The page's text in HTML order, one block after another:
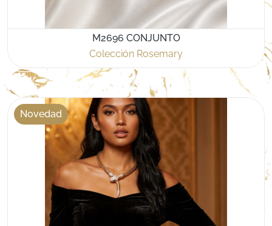
M2696 CONJUNTO
Colección Rosemary
Novedad